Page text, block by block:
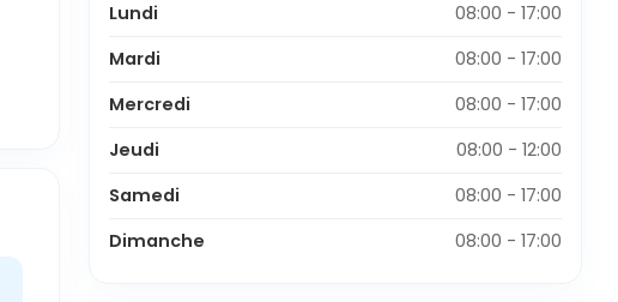
Lundi
08:00 - 17:00
Mardi
08:00 - 17:00
Mercredi
08:00 - 17:00
Jeudi
08:00 - 12:00
Samedi
08:00 - 17:00
Dimanche
08:00 - 17:00